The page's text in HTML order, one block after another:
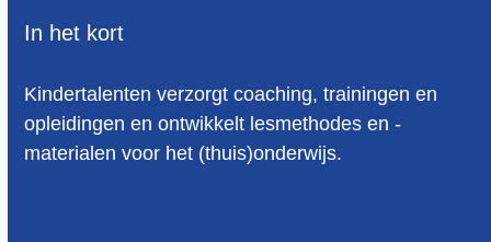
In het kort
Kindertalenten verzorgt coaching, trainingen en
opleidingen en ontwikkelt lesmethodes en -
materialen voor het (thuis)onderwijs.